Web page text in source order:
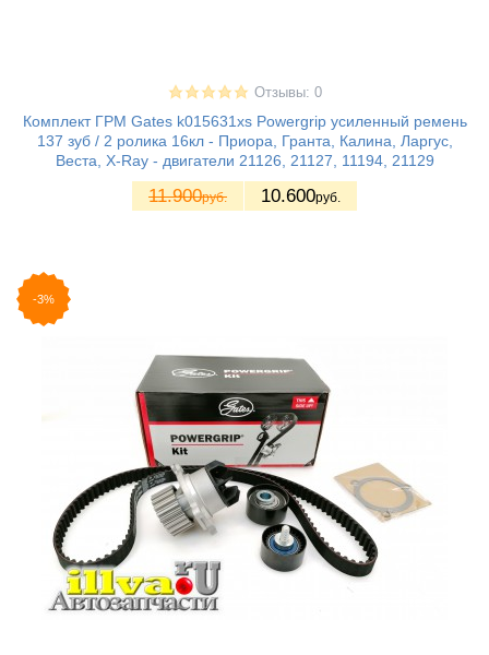
Отзывы: 0
Комплект ГРМ Gates k015631xs Powergrip усиленный ремень
137 зуб / 2 ролика 16кл - Приора, Гранта, Калина, Ларгус,
Веста, X-Ray - двигатели 21126, 21127, 11194, 21129
11.900руб. 10.600руб.
-3%